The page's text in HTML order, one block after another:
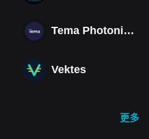
Tema Photonics & Optical ETF
Vektes
更多